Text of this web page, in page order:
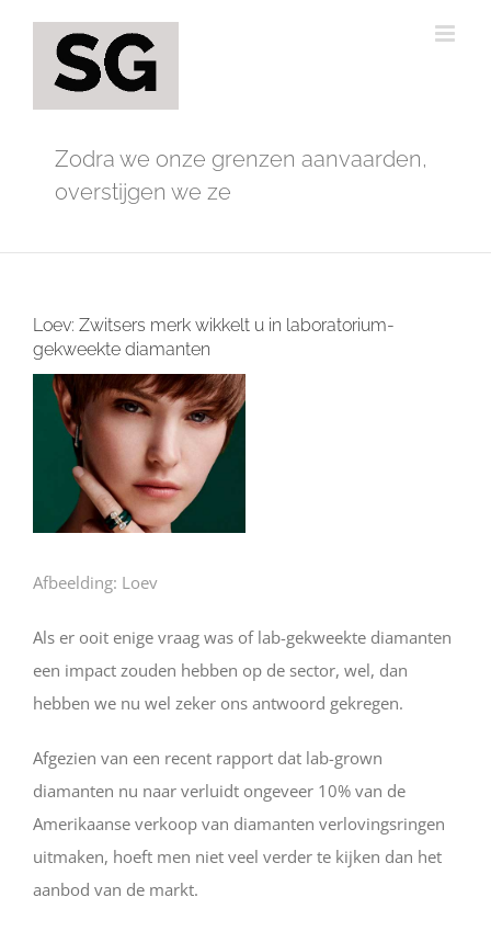
Zodra we onze grenzen aanvaarden,
overstijgen we ze
Loev: Zwitsers merk wikkelt u in laboratorium-
gekweekte diamanten
Bekijk
grotere
afbeelding
Afbeelding: Loev
Als er ooit enige vraag was of lab-gekweekte diamanten
een impact zouden hebben op de sector, wel, dan
hebben we nu wel zeker ons antwoord gekregen.
Afgezien van een recent rapport dat lab-grown
diamanten nu naar verluidt ongeveer 10% van de
Amerikaanse verkoop van diamanten verlovingsringen
uitmaken, hoeft men niet veel verder te kijken dan het
aanbod van de markt.